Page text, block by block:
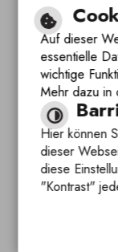
Auf dieser
essentielle
wichtige
Mehr dazu in
Hier können
dieser
diese
"Kontrast"